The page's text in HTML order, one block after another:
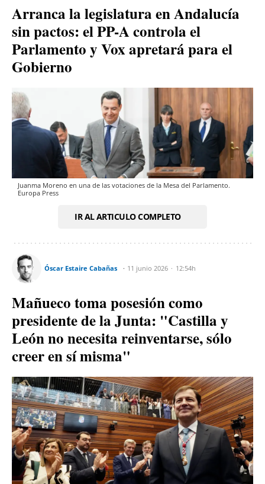
Arranca la legislatura en Andalucía
sin pactos: el PP-A controla el
Parlamento y Vox apretará para el
Gobierno
Juanma Moreno en una de las votaciones de la Mesa del Parlamento.
Europa Press
IR AL ARTICULO COMPLETO
Óscar Estaire Cabañas 11 junio 2026 12:54h
Mañueco toma posesión como
presidente de la Junta: "Castilla y
León no necesita reinventarse, sólo
creer en sí misma"